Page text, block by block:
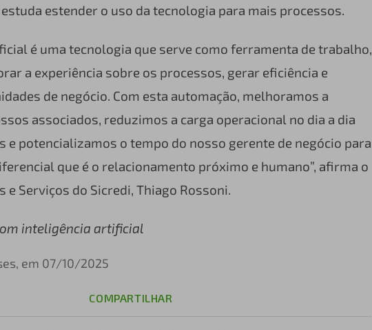
estender o uso da tecnologia para mais processos.
é uma tecnologia que serve como ferramenta de trabalho,
a experiência sobre os processos, gerar eficiência e
de negócio. Com esta automação, melhoramos a
associados, reduzimos a carga operacional no dia a dia
e potencializamos o tempo do nosso gerente de negócio para
que é o relacionamento próximo e humano”, afirma o
e Serviços do Sicredi, Thiago Rossoni.
inteligência artificial
em 07/10/2025
COMPARTILHAR